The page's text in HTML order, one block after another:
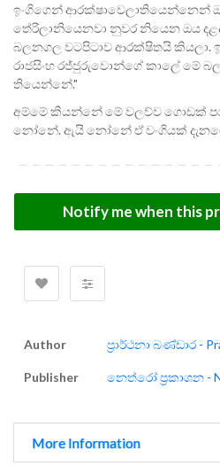
ඉංගිගෙන් ආරක්ෂාවෙලාතියෙන්නෙන්
තේරිලානියෙනවා නුවර නියෙන ඔය
බලනගල වටපිටාව ආරක්ෂිතයි
රාජසිංහ රජ්ජුරුවොන්ගේ කාලේ මේ
තියෙන්නේ."
අම්මේ කියන්නේ මේ වලව්ව ගොඩක්
නෝනේ. ඇයි නෝනේ ඒ වංගියක්
Notify me when this
Author ප්‍රාර්ථනා බණ්ඩාර -
Publisher නෙත්රෝ ප්‍රකාශන -
More Information